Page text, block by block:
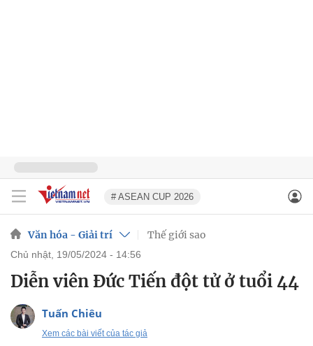
# ASEAN CUP 2026
Văn hóa - Giải trí Thế giới sao
chủ nhật, 19/05/2024 - 14:56
Diễn viên Đức Tiến đột tử ở tuổi 44
Tuấn Chiêu
Xem các bài viết của tác giả